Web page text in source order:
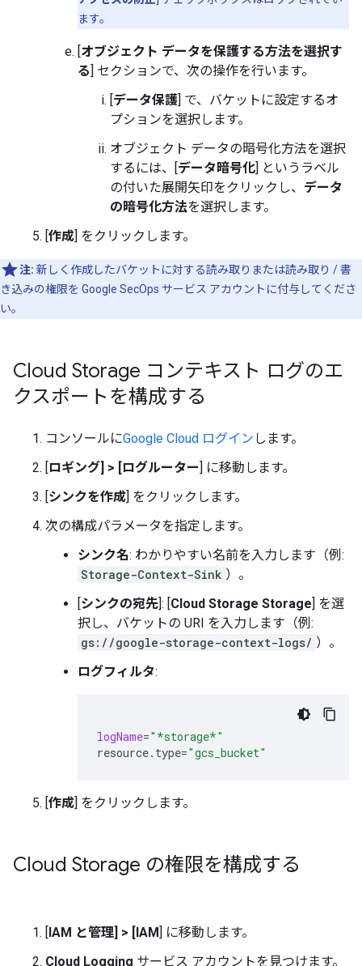
ます。
[オブジェクト データを保護する方法を選択す
る] セクションで、次の操作を行います。
[データ保護] で、バケットに設定するオ
プションを選択します。
オブジェクト データの暗号化方法を選択
するには、[データ暗号化] というラベル
の付いた展開矢印をクリックし、 データ
の暗号化方法を選択します。
[作成] をクリックします。
注: 新しく作成したバケットに対する読み取りまたは読み取り / 書
き込みの権限を Google SecOps サービス アカウントに付与してくださ
い。
Cloud Storage コンテキスト ログのエ
クスポートを構成する
コンソールにGoogle Cloud ログイン します。
[ロギング] > [ログルーター] に移動します。
[シンクを作成] をクリックします。
次の構成パラメータを指定します。
シンク名: わかりやすい名前を入力します（例:
Storage-Context-Sink ）。
[シンクの宛先]: [Cloud Storage Storage] を選
択し、バケットの URI を入力します（例:
gs://google-storage-context-logs/ ）。
ログフィルタ:
logName="*storage*"
resource.type="gcs_bucket"
[作成] をクリックします。
Cloud Storage の権限を構成する
[IAM と管理] > [IAM] に移動します。
Cloud Logging サービス アカウントを見つけます。